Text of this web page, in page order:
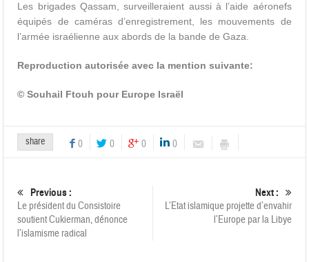
Les brigades Qassam, surveilleraient aussi à l’aide aéronefs
équipés de caméras d’enregistrement, les mouvements de
l’armée israélienne aux abords de la bande de Gaza.
Reproduction autorisée avec la mention suivante:
© Souhail Ftouh pour Europe Israël
share 0 0 0 0
Previous :
Le président du Consistoire
soutient Cukierman, dénonce
l’islamisme radical
Next :
L’Etat islamique projette d’envahir
l’Europe par la Libye